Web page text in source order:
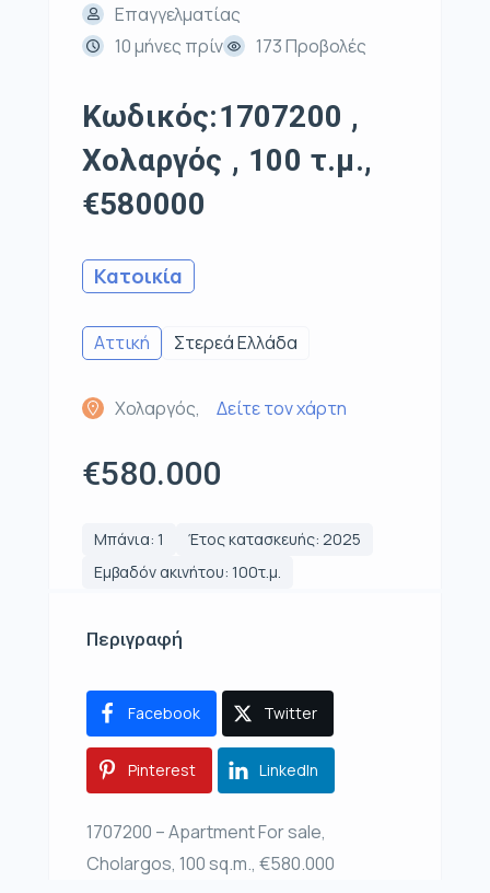
Επαγγελματίας
10 μήνες πρίν
173 Προβολές
Κωδικός:1707200 ,
Χολαργός , 100 τ.μ.,
€580000
Κατοικία
Αττική Στερεά Ελλάδα
Χολαργός, Δείτε τον χάρτη
€580.000
Μπάνια: 1
Έτος κατασκευής: 2025
Εμβαδόν ακινήτου: 100τ.μ.
Περιγραφή
Facebook Twitter
Pinterest LinkedIn
1707200 – Apartment For sale,
Cholargos, 100 sq.m., €580.000